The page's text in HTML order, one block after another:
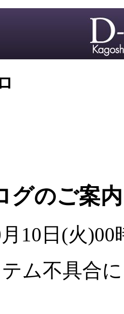
グのご案内
10日(火)00
ム不具合